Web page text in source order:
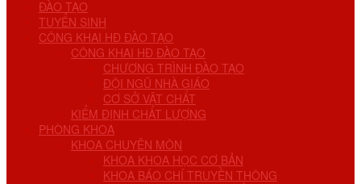
ĐÀO TẠO
TUYỂN SINH
CÔNG KHAI HĐ ĐÀO TẠO
CÔNG KHAI HĐ ĐÀO TẠO
CHƯƠNG TRÌNH ĐÀO TẠO
ĐỘI NGŨ NHÀ GIÁO
CƠ SỞ VẬT CHẤT
KIỂM ĐỊNH CHẤT LƯỢNG
PHÒNG KHOA
KHOA CHUYÊN MÔN
KHOA KHOA HỌC CƠ BẢN
KHOA BÁO CHÍ TRUYỀN THÔNG